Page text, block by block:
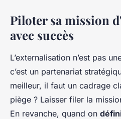
Piloter sa mission
avec succès
L’externalisation n’est pas
c’est un partenariat
meilleur, il faut un cadrage
piège ? Laisser filer la
En revanche, quand on